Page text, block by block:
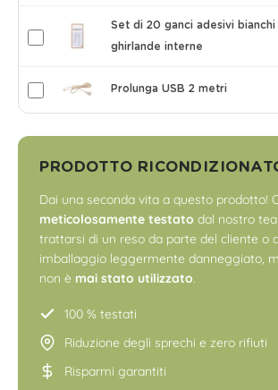
Set di 20 ganci adesivi
ghirlande interne
Prolunga USB 2 metri
PRODOTTO
Dai una seconda vita a questo prodotto!
meticolosamente testato dal nostro
trattarsi di un reso da parte del cliente o
imballaggio leggermente danneggiato,
non è mai stato utilizzato.
100 % testati
Riduzione degli sprechi e zero rifiuti
Risparmi garantiti